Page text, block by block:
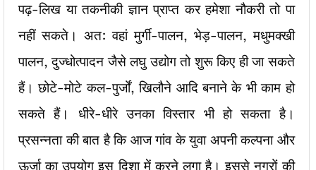
पढ़-लिख या तकनीकी ज्ञान प्राप्त कर हमेशा नौकरी तो पा
नहीं सकते। अत: वहां मुर्गी-पालन, भेड़-पालन, मधुमक्खी
पालन, दुज्धोत्पादन जैसे लघु उद्योग तो शुरू किए ही जा सकते
हैं। छोटे-मोटे कल-पुर्जों, खिलौने आदि बनाने के भी काम हो
सकते हैं। धीरे-धीरे उनका विस्तार भी हो सकता है।
प्रसन्नता की बात है कि आज गांव के युवा अपनी कल्पना और
ऊर्जा का उपयोग इस दिशा में करने लगा है। इससे नगरों की